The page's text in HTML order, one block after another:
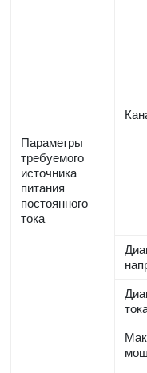
Параметры
требуемого
источника
питания
постоянного
тока